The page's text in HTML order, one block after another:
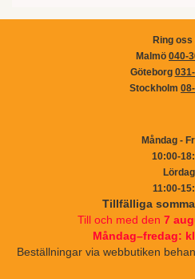
Ring oss
Malmö 040-
Göteborg
Stockholm
Måndag -
10:00-
Lördag
11:00-
Tillfälliga
Till och med den 7
Måndag–fredag:
Beställningar via webbutiken